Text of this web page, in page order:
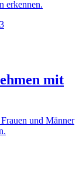
erkennen.
mit
und Männer